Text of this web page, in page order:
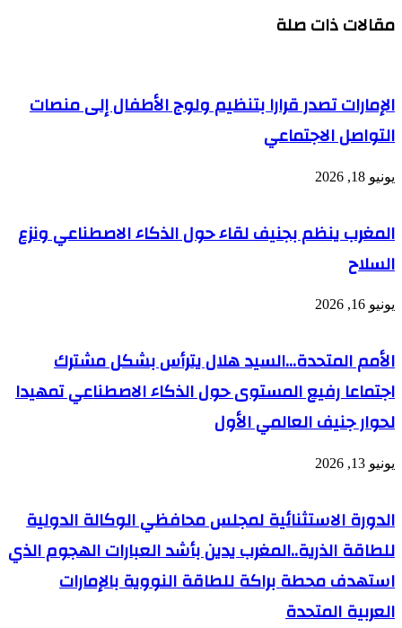
عقوبة
قضية
"الطائرة
الكنز"؟.
مقالات ذات صلة
الإمارات تصدر قرارا بتنظيم ولوج الأطفال إلى منصات
التواصل الاجتماعي
يونيو 18, 2026
المغرب ينظم بجنيف لقاء حول الذكاء الاصطناعي ونزع
السلاح
يونيو 16, 2026
الأمم المتحدة…السيد هلال يترأس بشكل مشترك
اجتماعا رفيع المستوى حول الذكاء الاصطناعي تمهيدا
لحوار جنيف العالمي الأول
يونيو 13, 2026
الدورة الاستثنائية لمجلس محافظي الوكالة الدولية
للطاقة الذرية..المغرب يدين بأشد العبارات الهجوم الذي
استهدف محطة براكة للطاقة النووية بالإمارات
العربية المتحدة